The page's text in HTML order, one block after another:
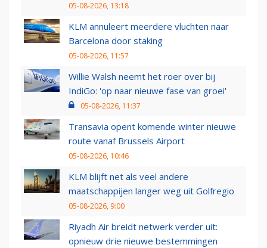
05-08-2026, 13:18
KLM annuleert meerdere vluchten naar
Barcelona door staking
05-08-2026, 11:57
Willie Walsh neemt het roer over bij
IndiGo: 'op naar nieuwe fase van groei'
05-08-2026, 11:37
Transavia opent komende winter nieuwe
route vanaf Brussels Airport
05-08-2026, 10:46
KLM blijft net als veel andere
maatschappijen langer weg uit Golfregio
05-08-2026, 9:00
Riyadh Air breidt netwerk verder uit:
opnieuw drie nieuwe bestemmingen